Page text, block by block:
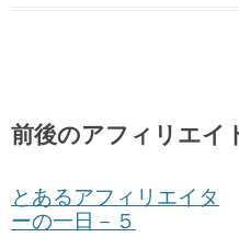
前後のアフィリエイ
とあるアフィリエイタ
ーの一日－５